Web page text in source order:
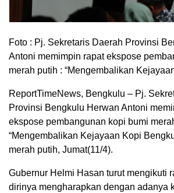
Foto : Pj. Sekretaris Daerah Provinsi
Antoni memimpin rapat ekspose
merah putih : “Mengembalikan
ReportTimeNews, Bengkulu – Pj.
Provinsi Bengkulu Herwan Antoni
ekspose pembangunan kopi bumi
“Mengembalikan Kejayaan Kopi
merah putih, Jumat(11/4).
Gubernur Helmi Hasan turut mengikuti
dirinya mengharapkan dengan adanya